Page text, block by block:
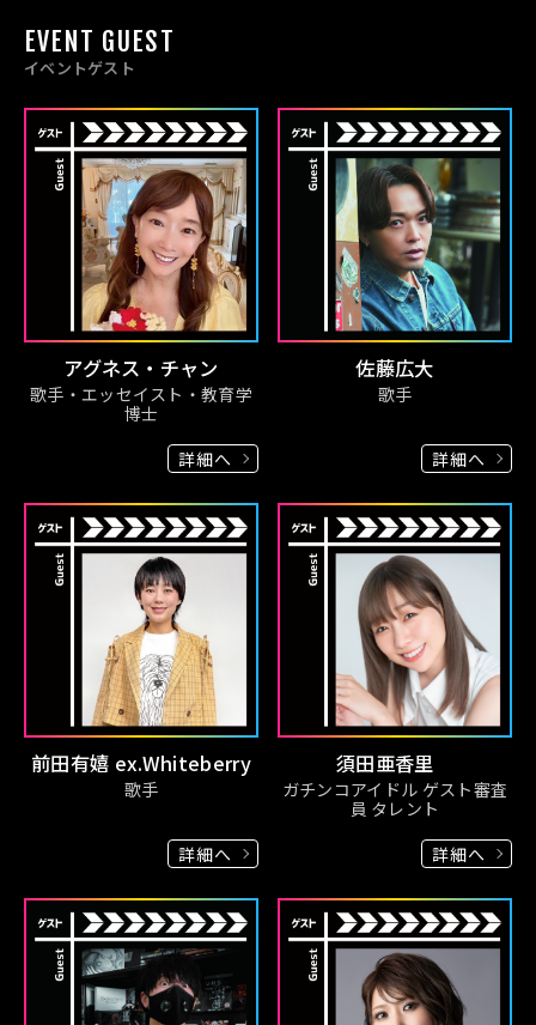
EVENT GUEST
イベントゲスト
アグネス・チャン
歌手・エッセイスト・教育学
博士
詳細へ
佐藤広大
歌手
詳細へ
前田有嬉 ex.Whiteberry
歌手
詳細へ
須田亜香里
ガチンコアイドル ゲスト審査
員 タレント
詳細へ